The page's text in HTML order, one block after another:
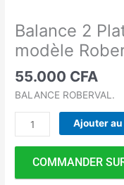
Balance 2
modèle
55.000 CFA
BALANCE ROBERVAL.
Ajouter
COMMANDER